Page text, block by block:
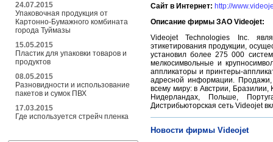
24.07.2015
Упаковочная продукция от
Картонно-Бумажного комбината
города Туймазы
15.05.2015
Пластик для упаковки товаров и
продуктов
08.05.2015
Разновидности и использование
пакетов и сумок ПВХ
17.03.2015
Где используется стрейч пленка
Сайт в Интернет: http://
Описание фирмы ЗАО Videojet:
Videojet Technologies Inc.
этикетирования продукции,
установил более 275 000
мелкосимвольные и
аппликаторы и принтеры-
адресной информации. Продажи,
всему миру: в Австрии,
Нидерландах, Польше,
Дистрибьюторская сеть Videojet
Новости фирмы Videojet